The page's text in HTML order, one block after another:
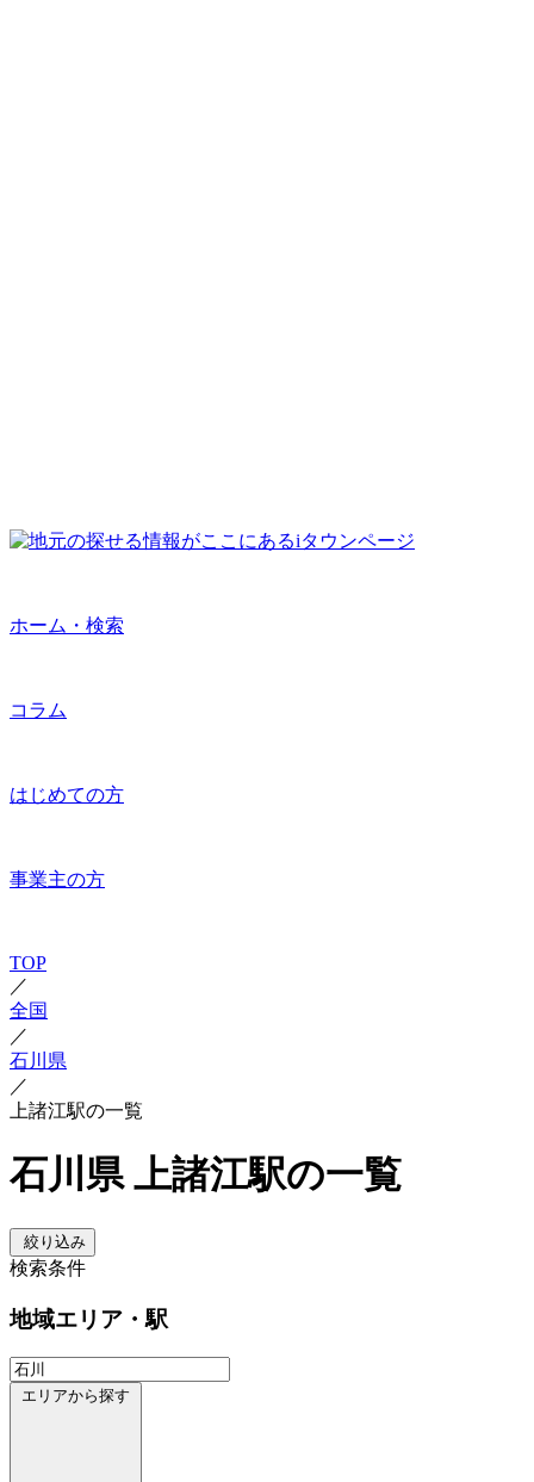
ホーム・検索
コラム
はじめての方
事業主の方
TOP
／
全国
／
石川県
／
上諸江駅の一覧
石川県 上諸江駅の一覧
絞り込み
検索条件
地域エリア・駅
エリアから探す